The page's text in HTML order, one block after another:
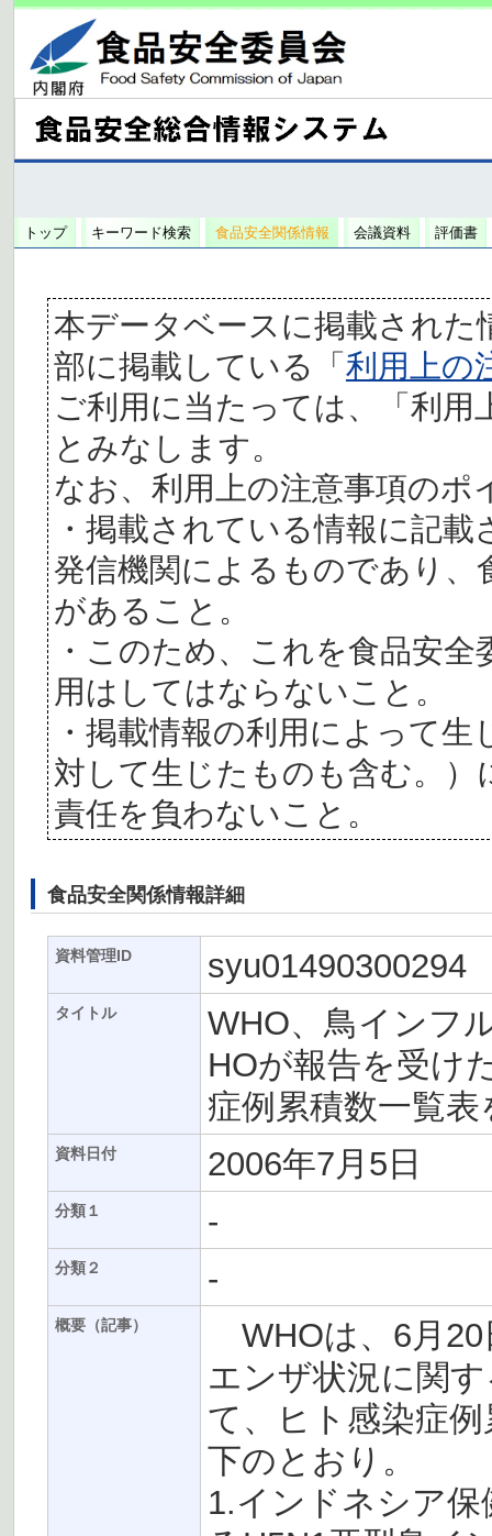
トップ キーワード検索 食品安全関係情報 会議資料 評価書
本データベースに掲載された
部に掲載している「利用上の
ご利用に当たっては、「利
とみなします。
なお、利用上の注意事項の
・掲載されている情報に記
発信機関によるものであり、
があること。
・このため、これを食品安
用はしてはならないこと。
・掲載情報の利用によって
対して生じたものも含む。
責任を負わないこと。
食品安全関係情報詳細
資料管理ID syu01490300294
タイトル
WHO、鳥インフ
HOが報告を受け
症例累積数一覧表
資料日付 2006年7月5日
分類１ -
分類２ -
概要（記事）
WHOは、6月20
エンザ状況に関
て、ヒト感染症
下のとおり。
1.インドネシア